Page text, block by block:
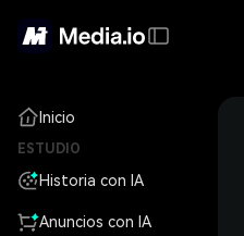
Inicio
ESTUDIO
Historia con IA
Anuncios con IA